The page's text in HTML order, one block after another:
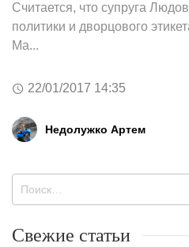
Считается, что супруга
политики и дворцового
Ма...
22/01/2017 14:35
Недолужко Артем
Свежие статьи